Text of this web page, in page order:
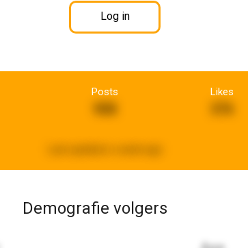
Log in
Posts Likes
Demografie volgers